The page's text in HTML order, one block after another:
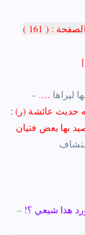
الصفحة : (
161
)
[
– .
ليراها
حديث عائشة (ر) :
بها بعض فتيان
– هذا شيعي ؟!